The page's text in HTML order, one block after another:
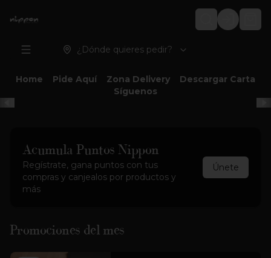
Login
¿Dónde quieres pedir?
Home Pide Aquí Zona Delivery
Descargar Carta
Síguenos
Acumula Puntos Nippon
Regístrate, gana puntos con tus
compras y canjealos por productos y
más
Únete
Promociones del mes